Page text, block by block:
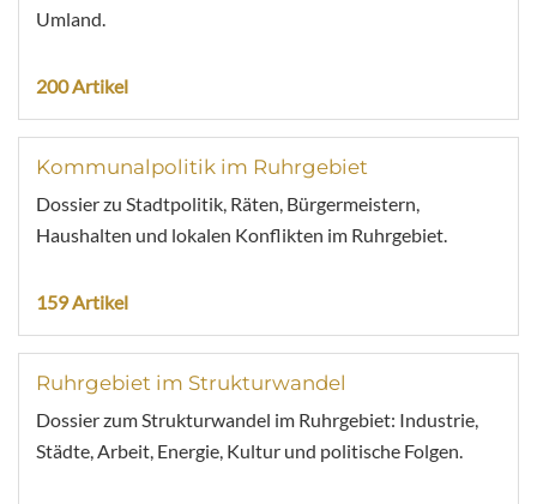
Umland.
200 Artikel
Kommunalpolitik im Ruhrgebiet
Dossier zu Stadtpolitik, Räten, Bürgermeistern,
Haushalten und lokalen Konflikten im Ruhrgebiet.
159 Artikel
Ruhrgebiet im Strukturwandel
Dossier zum Strukturwandel im Ruhrgebiet: Industrie,
Städte, Arbeit, Energie, Kultur und politische Folgen.